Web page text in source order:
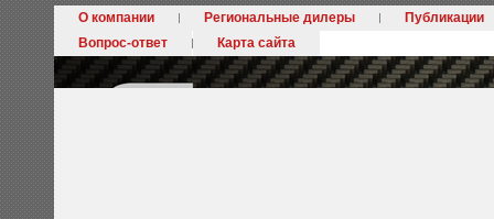
О компании Региональные дилеры
Публикации
Вопрос-ответ
Карта сайта